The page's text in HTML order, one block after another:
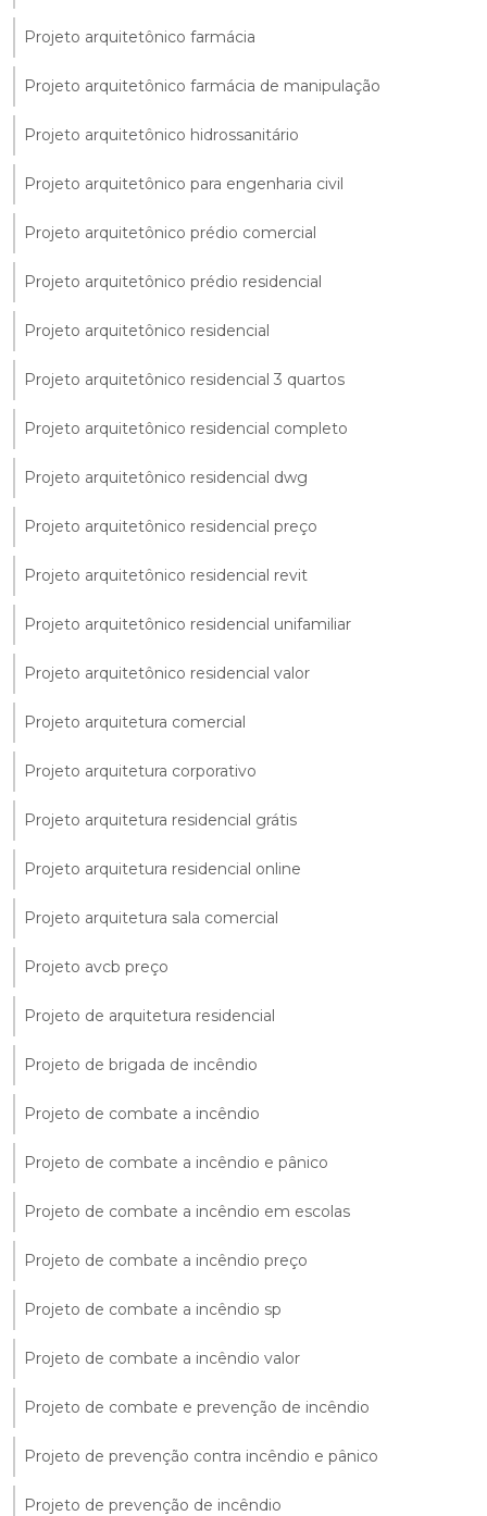
Projeto arquitetônico farmácia
Projeto arquitetônico farmácia de manipulação
Projeto arquitetônico hidrossanitário
Projeto arquitetônico para engenharia civil
Projeto arquitetônico prédio comercial
Projeto arquitetônico prédio residencial
Projeto arquitetônico residencial
Projeto arquitetônico residencial 3 quartos
Projeto arquitetônico residencial completo
Projeto arquitetônico residencial dwg
Projeto arquitetônico residencial preço
Projeto arquitetônico residencial revit
Projeto arquitetônico residencial unifamiliar
Projeto arquitetônico residencial valor
Projeto arquitetura comercial
Projeto arquitetura corporativo
Projeto arquitetura residencial grátis
Projeto arquitetura residencial online
Projeto arquitetura sala comercial
Projeto avcb preço
Projeto de arquitetura residencial
Projeto de brigada de incêndio
Projeto de combate a incêndio
Projeto de combate a incêndio e pânico
Projeto de combate a incêndio em escolas
Projeto de combate a incêndio preço
Projeto de combate a incêndio sp
Projeto de combate a incêndio valor
Projeto de combate e prevenção de incêndio
Projeto de prevenção contra incêndio e pânico
Projeto de prevenção de incêndio